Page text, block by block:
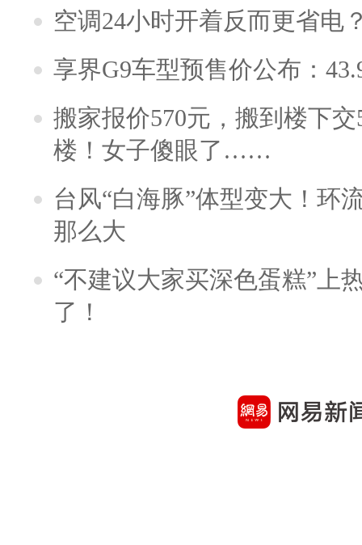
空调24小时开着反而更省电
享界G9车型预售价公布：
搬家报价570元，搬到楼下
楼！女子傻眼了……
台风“白海豚”体型变大！环
那么大
“不建议大家买深色蛋糕”上
了！